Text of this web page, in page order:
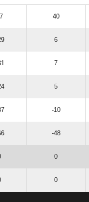
40
6
7
5
-10
-48
0
0